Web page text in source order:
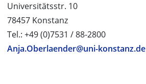
Universitätsstr. 10
78457 Konstanz
Tel.: +49 (0)7531 / 88-2800
Anja.Oberlaender@uni-konstanz.de